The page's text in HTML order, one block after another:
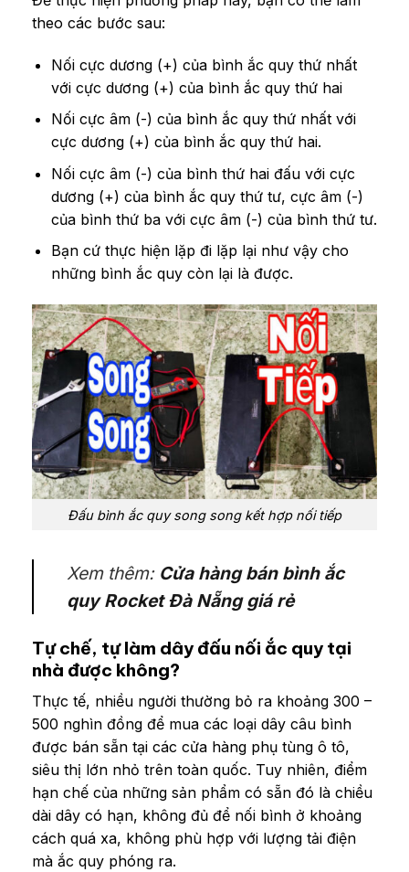
theo các bước sau:
Nối cực dương (+) của bình ắc quy thứ nhất
với cực dương (+) của bình ắc quy thứ hai
Nối cực âm (-) của bình ắc quy thứ nhất với
cực dương (+) của bình ắc quy thứ hai.
Nối cực âm (-) của bình thứ hai đấu với cực
dương (+) của bình ắc quy thứ tư, cực âm (-)
của bình thứ ba với cực âm (-) của bình thứ tư.
Bạn cứ thực hiện lặp đi lặp lại như vậy cho
những bình ắc quy còn lại là được.
Đấu bình ắc quy song song kết hợp nối tiếp
Xem thêm: Cửa hàng bán bình ắc
quy Rocket Đà Nẵng giá rẻ
Tự chế, tự làm dây đấu nối ắc quy tại
nhà được không?
Thực tế, nhiều người thường bỏ ra khoảng 300 –
500 nghìn đồng để mua các loại dây câu bình
được bán sẵn tại các cửa hàng phụ tùng ô tô,
siêu thị lớn nhỏ trên toàn quốc. Tuy nhiên, điểm
hạn chế của những sản phẩm có sẵn đó là chiều
dài dây có hạn, không đủ để nối bình ở khoảng
cách quá xa, không phù hợp với lượng tải điện
mà ắc quy phóng ra.